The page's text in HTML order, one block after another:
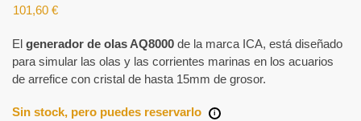
101,60 €
El generador de olas AQ8000 de la marca ICA, está diseñado
para simular las olas y las corrientes marinas en los acuarios
de arrefice con cristal de hasta 15mm de grosor.
Sin stock, pero puedes reservarlo i